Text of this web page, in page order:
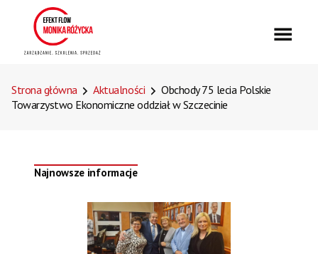
Strona główna Aktualności
Obchody 75 lecia Polskie
Towarzystwo Ekonomiczne oddział w Szczecinie
Najnowsze informacje